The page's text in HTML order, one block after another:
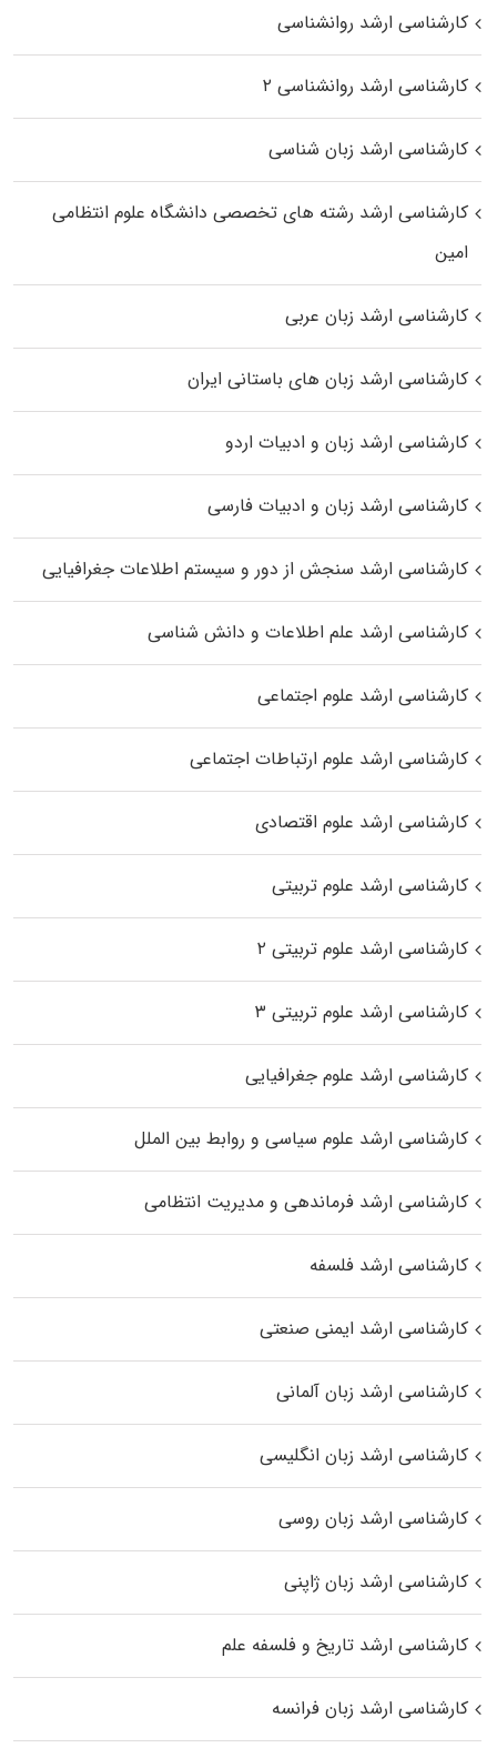
کارشناسی ارشد روانشناسی
کارشناسی ارشد روانشناسی ۲
کارشناسی ارشد زبان شناسی
کارشناسی ارشد رﺷﺘﻪ ﻫﺎی تخصصی داﻧﺸﮕﺎه ﻋﻠﻮم انتظامی
اﻣﻴﻦ
کارشناسی ارشد زبان عربی
کارشناسی ارشد زبان‌ های باستانی ایران
کارشناسی ارشد زبان و ادبیات اردو
کارشناسی ارشد زبان و ادبیات فارسی
کارشناسی ارشد سنجش از دور و سیستم اطلاعات جغرافیایی
کارشناسی ارشد علم اطلاعات و دانش شناسی
کارشناسی ارشد علوم اجتماعی
کارشناسی ارشد علوم ارتباطات اجتماعی
کارشناسی ارشد علوم اقتصادی
کارشناسی ارشد علوم تربیتی
کارشناسی ارشد علوم تربیتی ۲
کارشناسی ارشد علوم تربیتی ۳
کارشناسی ارشد علوم جغرافیایی
کارشناسی ارشد علوم سیاسی و روابط بین الملل
کارشناسی ارشد فرماندهی و مدیریت انتظامی
کارشناسی ارشد فلسفه
کارشناسی ارشد ایمنی صنعتی
کارشناسی ارشد زبان آلمانی
کارشناسی ارشد زبان انگلیسی
کارشناسی ارشد زبان روسی
کارشناسی ارشد زبان ژاپنی
کارشناسی ارشد تاریخ و فلسفه علم
کارشناسی ارشد زبان فرانسه